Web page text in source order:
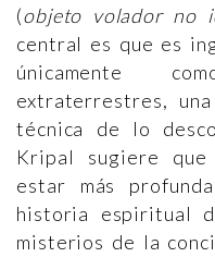
(objeto volador no
central es que es
únicamente
extraterrestres,
técnica de lo
Kripal sugiere que
estar más
historia espiritual
misterios de la